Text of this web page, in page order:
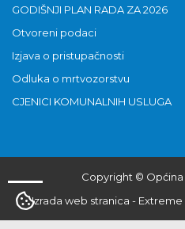
GODIŠNJI PLAN RADA ZA 2026
Otvoreni podaci
Izjava o pristupačnosti
Odluka o mrtvozorstvu
CJENICI KOMUNALNIH USLUGA
Copyright © Općina
Izrada web stranica - Extreme